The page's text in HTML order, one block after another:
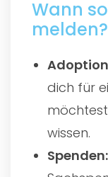
Wann
melden?
dich für
wissen.
Spenden: